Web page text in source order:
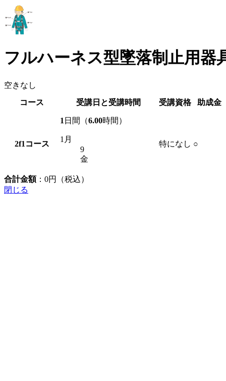
フルハーネス型墜落制止用器
空きなし
コース
受講日と受講時間 受講資格 助成金
2f1 コース
1 日間（6.00時間）
1月
9
金
特になし ○
合計金額： 0円（税込）
閉じる